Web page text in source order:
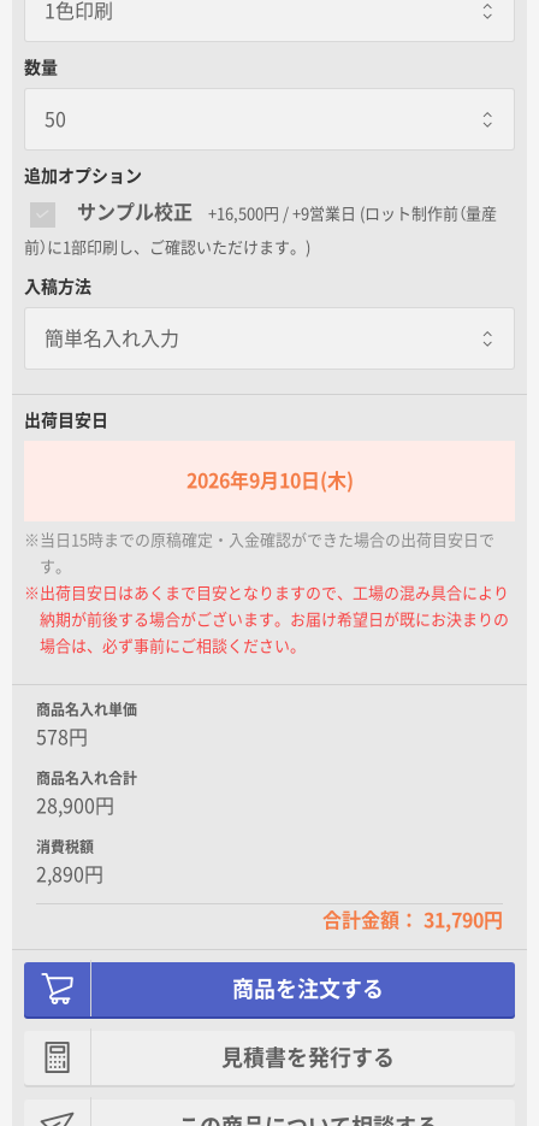
名入れグループサイト
数量
追加オプション
サンプル校正 +16,500円 / +9営業日 (ロット制作前（量産
前）に1部印刷し、ご確認いただけます。)
入稿方法
出荷目安日
2026年9月10日(木)
※当日15時までの原稿確定・入金確認ができた場合の出荷目安日で
す。
※出荷目安日はあくまで目安となりますので、工場の混み具合により
納期が前後する場合がございます。お届け希望日が既にお決まりの
場合は、必ず事前にご相談ください。
商品名入れ単価
578円
商品名入れ合計
28,900円
消費税額
2,890円
合計金額： 31,790円
商品を注文する
見積書を発行する